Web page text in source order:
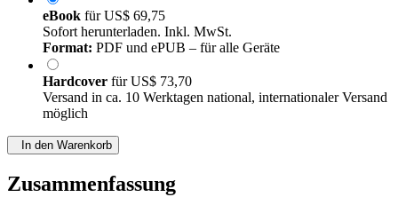
eBook fürUS$ 69,75
Sofort herunterladen. Inkl. MwSt.
Format: PDF und ePUB – für alle Geräte
Hardcover fürUS$ 73,70
Versand in ca. 10 Werktagen national, internationaler Versand
möglich
In den Warenkorb
Zusammenfassung